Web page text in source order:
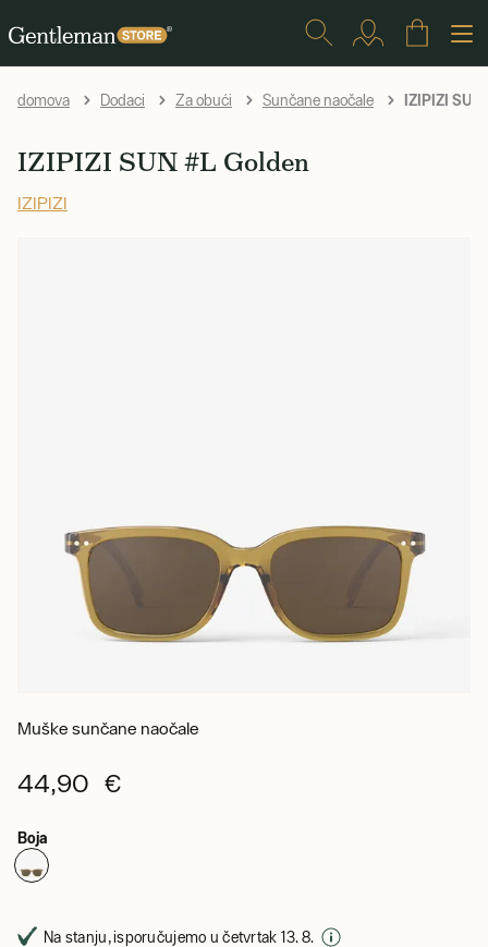
domova Dodaci Za obući Sunčane naočale IZIPIZI
IZIPIZI SUN #L Golden
IZIPIZI
Muške sunčane naočale
44,90 €
Boja
Na stanju, isporučujemo u četvrtak 13. 8.